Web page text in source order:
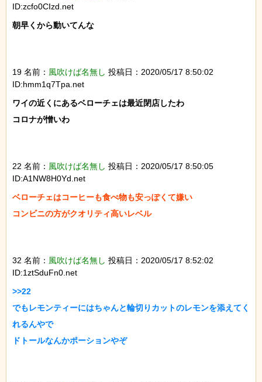
ID:zcfo0CIzd.net
朝早くから動いてんな
19 名前： 風吹けば名無し 投稿日：2020/05/17 8:50:02
ID:hmm1q7Tpa.net
ワイの近くにあるベローチェは最近閉店したわ
コロナが憎いわ
22 名前： 風吹けば名無し 投稿日：2020/05/17 8:50:05
ID:A1NW8H0Yd.net
ベローチェはコーヒーも食べ物も安っぽくて嫌い
コンビニの方がクオリティ高いレベル
32 名前： 風吹けば名無し 投稿日：2020/05/17 8:52:02
ID:1ztSduFn0.net
>>22
でもレモンティーにはちゃんと輪切りカットのレモンを添えてく
れるんやで
ドトールなんかポーションやぞ